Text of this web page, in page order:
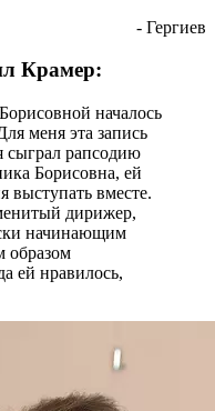
- Гергиев
Крамер:
началось
меня эта запись
сыграл рапсодию
Борисовна, ей
выступать вместе.
дирижер,
начинающим
образом
ей нравилось,